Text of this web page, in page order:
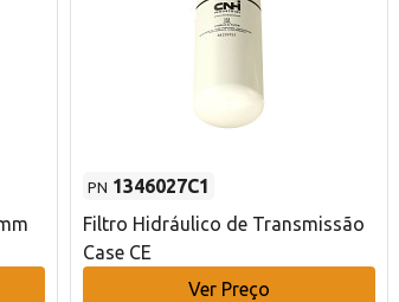
PN 1346027C1
Filtro Hidráulico de Transmissão
Case CE
Ver Preço